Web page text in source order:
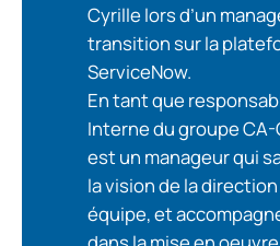
Cyrille lors d’un
transition sur la
ServiceNow.
En tant que
Interne du groupe CA-
est un manageur qui
la vision de la direction
équipe, et